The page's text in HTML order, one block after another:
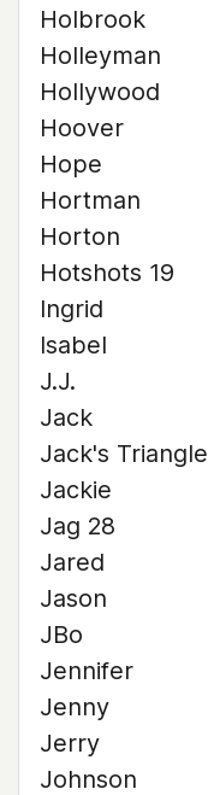
Holbrook
Holleyman
Hollywood
Hoover
Hope
Hortman
Horton
Hotshots 19
Ingrid
Isabel
J.J.
Jack
Jack's Triangle
Jackie
Jag 28
Jared
Jason
JBo
Jennifer
Jenny
Jerry
Johnson